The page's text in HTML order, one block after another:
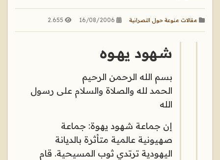
مقالات منوعة حول النصرانية 16/08/2006
2.655
شــهود يهــوه
بسم الله الرحمن الرحيم
الحمد لله والصلاة والسلام على رسول
الله
إن جماعة شهود يهوة: جماعة
صهيونية عالمية متأثرة بالديانة
اليهودية ترتدي ثوب المسيحية. قام